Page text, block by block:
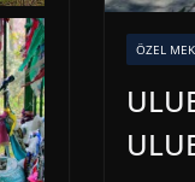
ÖZEL